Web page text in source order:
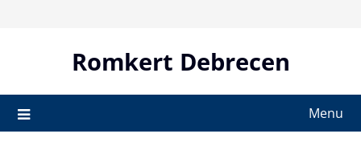
Romkert Debrecen
Menu